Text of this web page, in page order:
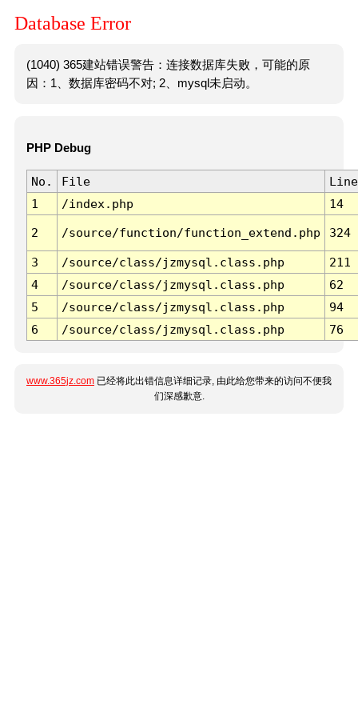
Database Error
(1040) 365建站错误警告：连接数据库失败，可能的原
因：1、数据库密码不对; 2、mysql未启动。
PHP Debug
No. File
Line
1
/index.php 14
2 /source/function/function_extend.php 324
3 /source/class/jzmysql.class.php
211
4
/source/class/jzmysql.class.php
62
5
/source/class/jzmysql.class.php
94
6
/source/class/jzmysql.class.php 76
www.365jz.com 已经将此出错信息详细记录, 由此给您带来的访问不便我
们深感歉意.